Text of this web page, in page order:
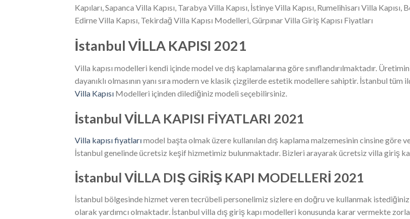
Kapıları, Sapanca Villa Kapısı, Tarabya Villa Kapısı, İstinye Villa Kapısı, Rumelihisarı Villa
Edirne Villa Kapısı, Tekirdağ Villa Kapısı Modelleri, Gürpınar Villa Giriş Kapısı Fiyatları
İstanbul VİLLA KAPISI 2021
Villa kapısı modelleri kendi içinde model ve dış kaplamalarına göre sınıflandırılmaktadır.
dayanıklı olmasının yanı sıra modern ve klasik çizgilerde estetik modellere sahiptir. İstanbul
Villa Kapısı Modelleri içinden dilediğiniz modeli seçebilirsiniz.
İstanbul VİLLA KAPISI FİYATLARI 2021
Villa kapısı fiyatlarımodel başta olmak üzere kullanılan dış kaplama malzemesinin cinsine göre
İstanbul genelinde ücretsiz keşif hizmetimiz bulunmaktadır. Bizleri arayarak ücretsiz villa giriş
İstanbul VİLLA DIŞ GİRİŞ KAPI MODELLERİ 2021
İstanbul bölgesinde hizmet veren tecrübeli personelimiz sizlere en doğru ve kullanmak istediğiniz
olarak yardımcı olmaktadır. İstanbul villa dış giriş kapı modelleri konusunda karar vermekte